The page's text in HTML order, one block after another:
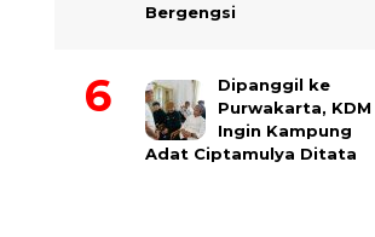
Bergengsi
Dipanggil ke
Purwakarta, KDM
Ingin Kampung
Adat Ciptamulya Ditata